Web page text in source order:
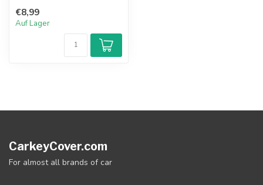
€8,99
Auf Lager
CarkeyCover.com
For almost all brands of car